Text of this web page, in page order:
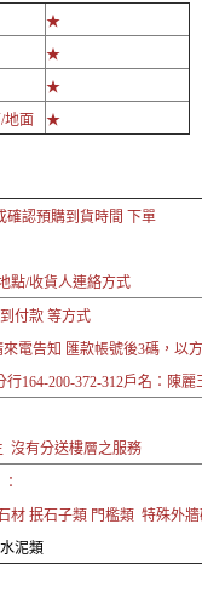
★
★
★
地面 ★
認預購到貨時間 下單
點/收貨人連絡方式
付款 等方式
電告知 匯款帳號後3碼，以
164-200-372-312戶名：陳麗
沒有分送樓層之服務
材 抿石子類 門檻類 特殊外
泥類